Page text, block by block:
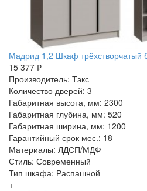
Мадрид 1,2 Шкаф трёхстворчатый
15 377 ₽
Производитель: Тэкс
Количество дверей: 3
Габаритная высота, мм: 2300
Габаритная глубина, мм: 520
Габаритная ширина, мм: 1200
Гарантийный срок мес.: 18
Материалы: ЛДСП/МДФ
Стиль: Современный
Тип шкафа: Распашной
+